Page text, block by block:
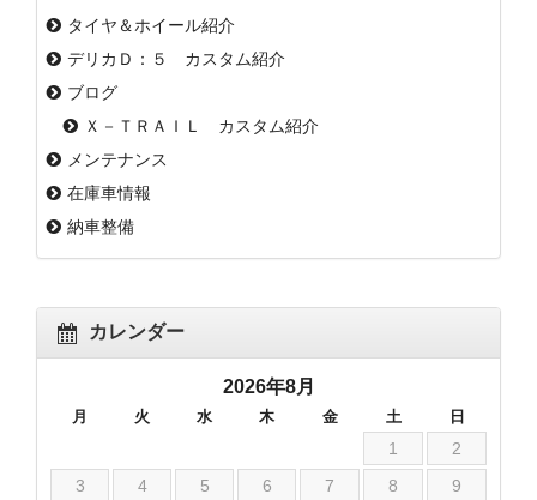
タイヤ＆ホイール紹介
デリカＤ：５ カスタム紹介
ブログ
Ｘ－ＴＲＡＩＬ カスタム紹介
メンテナンス
在庫車情報
納車整備
カレンダー
2026年8月
月 火 水 木 金 土 日
1
2
3
4 5 6 7 8
9